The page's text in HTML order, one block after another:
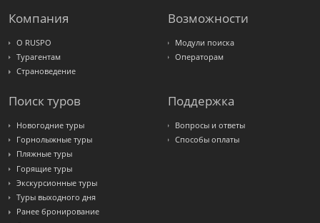
Компания
О RUSPO
Турагентам
Страноведение
Возможности
Модули поиска
Операторам
Поиск туров
Новогодние туры
Горнолыжные туры
Пляжные туры
Горящие туры
Экскурсионные туры
Туры выходного дня
Ранее бронирование
Поддержка
Вопросы и ответы
Способы оплаты